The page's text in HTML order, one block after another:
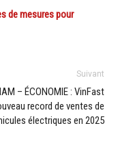
de mesures pour
Suivant
– ÉCONOMIE : VinFast
record de ventes de
électriques en 2025